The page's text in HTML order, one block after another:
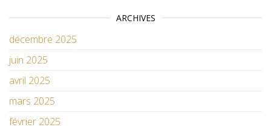
ARCHIVES
décembre 2025
juin 2025
avril 2025
mars 2025
février 2025